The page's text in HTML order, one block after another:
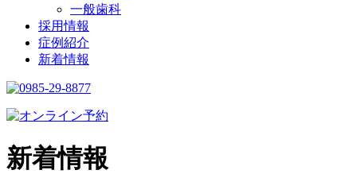
一般歯科
採用情報
症例紹介
新着情報
新着情報